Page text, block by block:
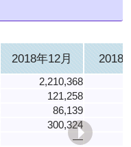
2018年12月 2018
2,210,368
121,258
86,139
300,324
―